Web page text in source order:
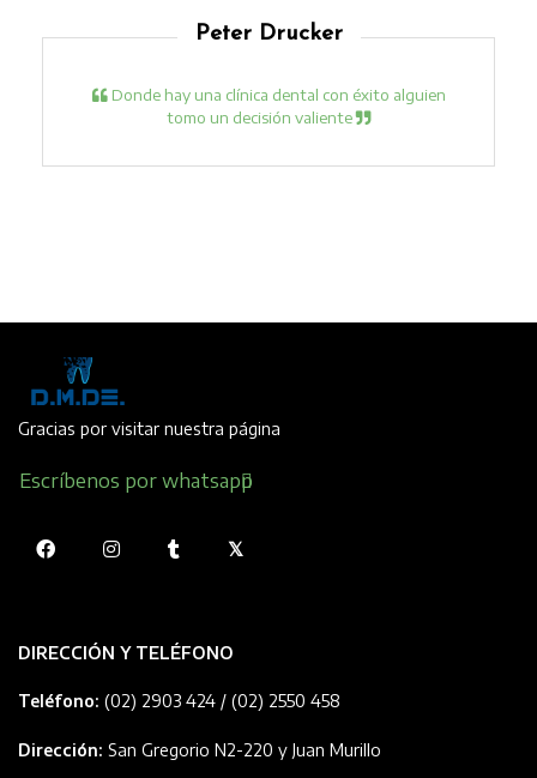
Peter Drucker
Donde hay una clínica dental con éxito alguien
tomo un decisión valiente
Gracias por visitar nuestra página
Escríbenos por whatsapp
DIRECCIÓN Y TELÉFONO
Teléfono: (02) 2903 424 / (02) 2550 458
Dirección: San Gregorio N2-220 y Juan Murillo